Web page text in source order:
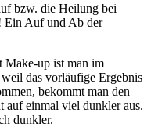
bzw. die Heilung bei
Ein Auf und Ab der
Make-up ist man im
das vorläufige Ergebnis
bekommt man den
auf einmal viel dunkler aus.
dunkler.